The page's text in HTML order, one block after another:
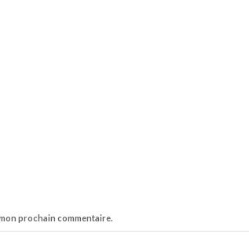
prochain commentaire.